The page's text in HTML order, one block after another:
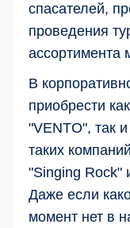
спасателей,
проведения
ассортимента
В
приобрести
"VENTO", так
таких
"Singing Rock"
Даже если
момент нет в